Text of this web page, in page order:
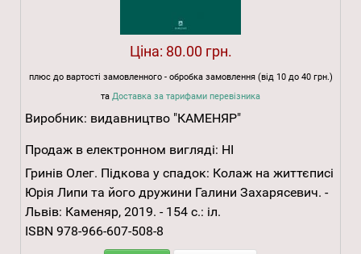
Ціна: 80.00 грн.
плюс до вартості замовленного - обробка замовлення (від 10 до 40 грн.)
та Доставка за тарифами перевізника
Виробник: видавництво "КАМЕНЯР"
Продаж в електронном вигляді: НІ
Гринів Олег. Підкова у спадок: Колаж на життєписі
Юрія Липи та його дружини Галини Захарясевич. -
Львів: Каменяр, 2019. - 154 с.: іл.
ISBN 978-966-607-508-8